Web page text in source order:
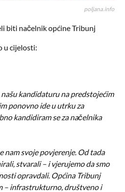
biti načelnik općine Tribunj
u cijelosti:
kandidaturu na predstojećim
ponovno ide u utrku za
kandidiram se za načelnika
nam svoje povjerenje. Od tada
stvarali – i vjerujemo da smo
opravdali. Općina Tribunj
– infrastrukturno, društveno i